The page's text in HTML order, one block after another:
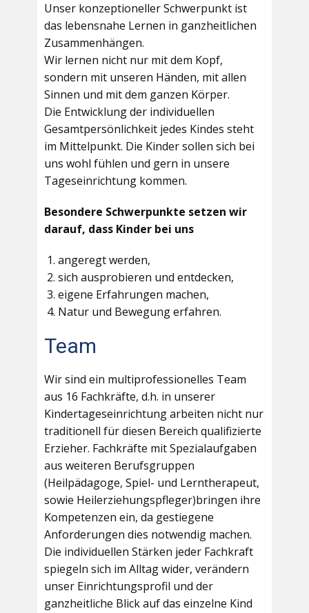
Unser konzeptioneller Schwerpunkt ist
das lebensnahe Lernen in ganzheitlichen
Zusammenhängen.
Wir lernen nicht nur mit dem Kopf,
sondern mit unseren Händen, mit allen
Sinnen und mit dem ganzen Körper.
Die Entwicklung der individuellen
Gesamtpersönlichkeit jedes Kindes steht
im Mittelpunkt. Die Kinder sollen sich bei
uns wohl fühlen und gern in unsere
Tageseinrichtung kommen.
Besondere Schwerpunkte setzen wir
darauf, dass Kinder bei uns
angeregt werden,
sich ausprobieren und entdecken,
eigene Erfahrungen machen,
Natur und Bewegung erfahren.
Team
Wir sind ein multiprofessionelles Team
aus 16 Fachkräfte, d.h. in unserer
Kindertageseinrichtung arbeiten nicht nur
traditionell für diesen Bereich qualifizierte
Erzieher. Fachkräfte mit Spezialaufgaben
aus weiteren Berufsgruppen
(Heilpädagoge, Spiel- und Lerntherapeut,
sowie Heilerziehungspfleger)bringen ihre
Kompetenzen ein, da gestiegene
Anforderungen dies notwendig machen.
Die individuellen Stärken jeder Fachkraft
spiegeln sich im Alltag wider, verändern
unser Einrichtungsprofil und der
ganzheitliche Blick auf das einzelne Kind